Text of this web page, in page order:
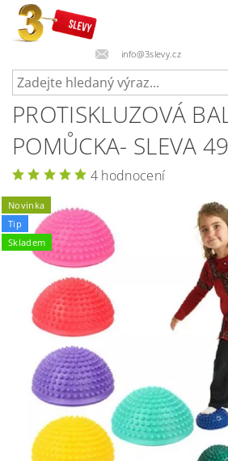
info@3slevy.cz
PROTISKLUZOVÁ
POMŮCKA- SLEVA
4 hodnocení
Novinka
Tip
Skladem